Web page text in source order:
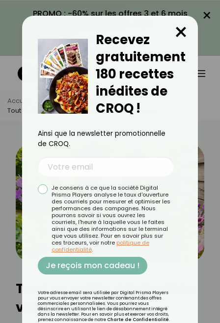
PROMO : -60% sur les offres 3 et 6 mois
VOIR LA PROMO
×
Accueil Actus
Quotidien
Tout Ce Qu’il Y A Faire Dans Votre Jardin En Mai
Tout ce qu’il y a faire dans
votre jardin en mai
Recevez
gratuitement
180 recettes
inédites de
CROQ !
×
Ainsi que la newsletter promotionnelle
de CROQ.
Je consens à ce que la société Digital
Prisma Players analyse le taux d'ouverture
des courriels pour mesurer et optimiser les
performances des campagnes. Nous
pourrons savoir si vous ouvrez les
courriels, l'heure à laquelle vous le faites
ainsi que des informations sur le terminal
que vous utilisez. Pour en savoir plus sur
ces traceurs, voir notre politique de
confidentialité.
Je reçois mon cadeau !
Votre adresse email sera utilisée par Digital Prisma Players
pour vous envoyer votre newsletter contenant des offres
commerciales personnalisées. Vous pourrez vous
désinscrire en utilisant le lien de désabonnement intégré
dans la newsletter. Pour en savoir plus et exercer vos droits,
prenez connaissance de notre Charte de Confidentialité.